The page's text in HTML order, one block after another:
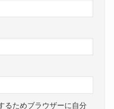
るためブラウザーに自分